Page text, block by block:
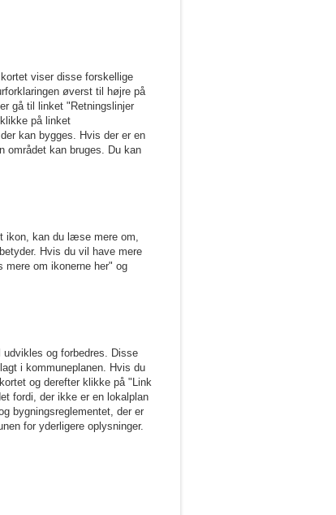
viser disse forskellige
øverst til højre på
gå til linket "Retningslinjer
på linket
kan bygges. Hvis der er en
området kan bruges. Du kan
ikon, kan du læse mere om,
Hvis du vil have mere
om ikonerne her" og
og forbedres. Disse
i kommuneplanen. Hvis du
og derefter klikke på "Link
fordi, der ikke er en lokalplan
bygningsreglementet, der er
for yderligere oplysninger.